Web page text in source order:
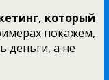
который
покажем,
деньги, а не